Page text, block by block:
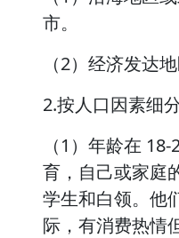
市。
（2）经济发达
2.按人口因素细
（1）年龄在
育，自己或家庭
学生和白领。他
际，有消费热情